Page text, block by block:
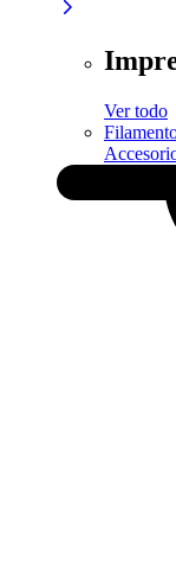
Ver todo